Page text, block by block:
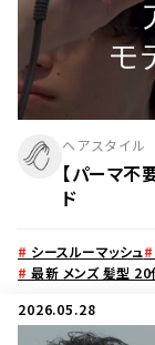
ヘアスタイル
【パーマ不
ド
# シースルーマッシュ#
# 最新 メンズ 髪型 20
2026.05.28